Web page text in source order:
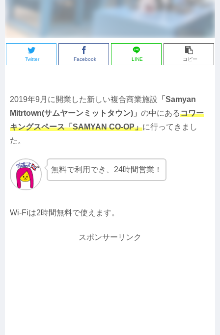
Twitter Facebook LINE コピー
2019年9月に開業した新しい複合商業施設 「Samyan
Mitrtown(サムヤーンミットタウン)」 の中にあるコワー
キングスペース「SAMYAN CO-OP」に行ってきまし
た。
無料で利用でき、24時間営業！
Wi-Fiは2時間無料で使えます。
スポンサーリンク